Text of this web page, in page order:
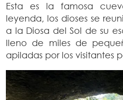
Esta es la famosa
leyenda, los dioses se
a la Diosa del Sol de su
lleno de miles de
apiladas por los visitantes